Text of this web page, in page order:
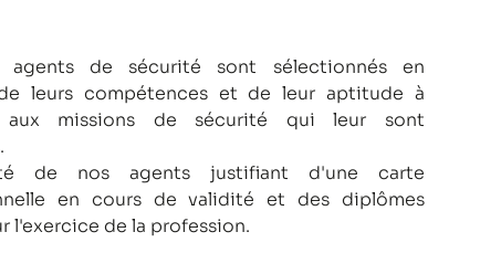
agents de sécurité sont sélectionnés en
leurs compétences et de leur aptitude à
aux missions de sécurité qui leur sont
de nos agents justifiant d'une carte
en cours de validité et des diplômes
l'exercice de la profession.